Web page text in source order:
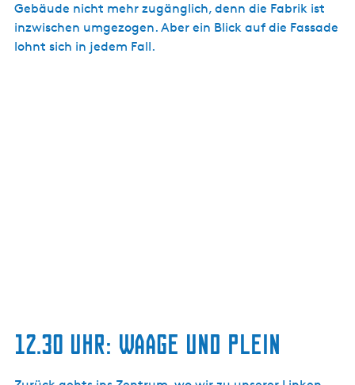
Gebäude nicht mehr zugänglich, denn die Fabrik ist
inzwischen umgezogen. Aber ein Blick auf die Fassade
lohnt sich in jedem Fall.
12.30 UHR: WAAGE UND PLEIN